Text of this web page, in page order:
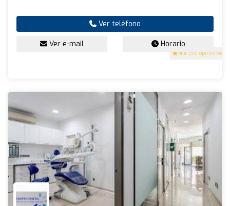
4.3 (56 opiniones)
Ver teléfono
Ver e-mail Horario